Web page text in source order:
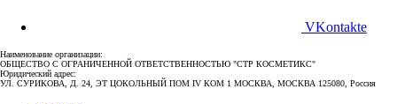
VKontakte
Наименование организации:
ОБЩЕСТВО С ОГРАНИЧЕННОЙ ОТВЕТСТВЕННОСТЬЮ "СТР КОСМЕТИКС"
Юридический адрес:
УЛ. СУРИКОВА, Д. 24, ЭТ ЦОКОЛЬНЫЙ ПОМ IV КОМ 1 МОСКВА, МОСКВА 125080, Россия